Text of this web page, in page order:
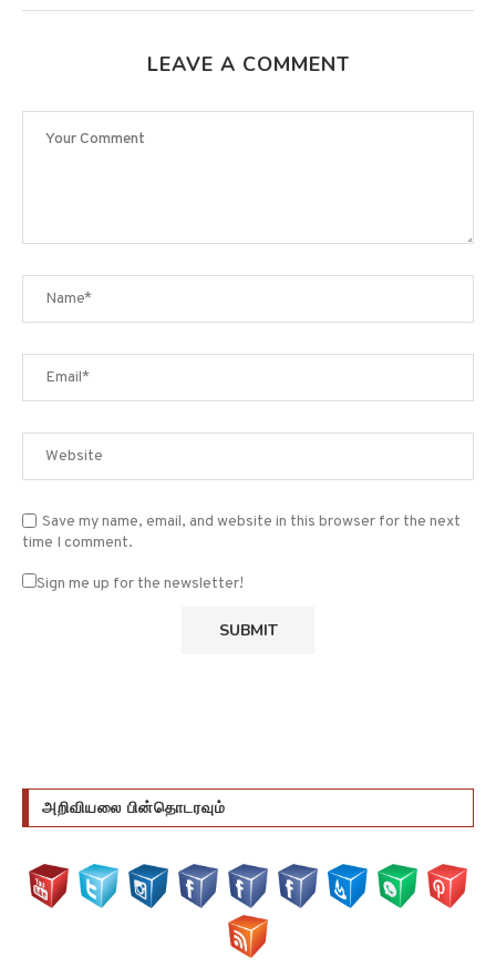
LEAVE A COMMENT
Save my name, email, and website in this browser for the next
time I comment.
Sign me up for the newsletter!
அறிவியலை பின்தொடரவும்